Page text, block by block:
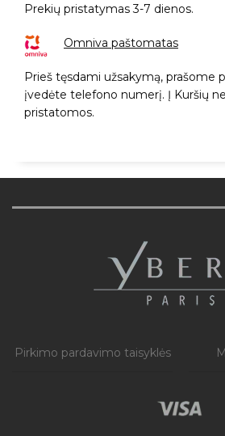
Prekių pristatymas 3-7 dienos.
Omniva paštomatas
Prieš tęsdami užsakymą, prašome
įvedėte telefono numerį. Į Kuršių
pristatomos.
Pirkimo pardavimo taisyklės